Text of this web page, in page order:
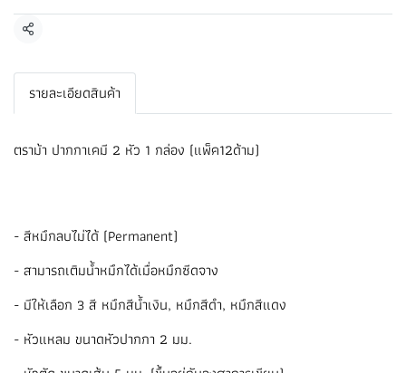
แชร์
รายละเอียดสินค้า
ตราม้า ปากกาเคมี 2 หัว 1 กล่อง (แพ็ค12ด้าม)
- สีหมึกลบไม่ได้ (Permanent)
- สามารถเติมน้ำหมึกได้เมื่อหมึกซีดจาง
- มีให้เลือก 3 สี หมึกสีน้ำเงิน, หมึกสีดำ, หมึกสีแดง
- หัวแหลม ขนาดหัวปากกา 2 มม.